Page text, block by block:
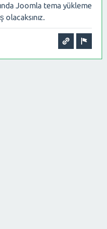
Joomla tema yükleme
olacaksınız.